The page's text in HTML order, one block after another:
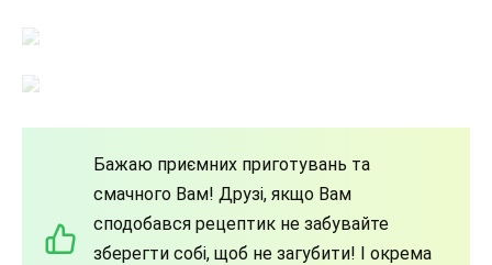
Бажаю приємних приготувань та
смачного Вам! Друзі, якщо Вам
сподобався рецептик не забувайте
зберегти собі, щоб не загубити! І окрема